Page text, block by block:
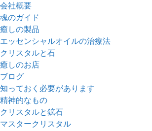
会社概要
魂のガイド
癒しの製品
エッセンシャルオイルの治療法
クリスタルと石
癒しのお店
ブログ
知っておく必要があります
精神的なもの
クリスタルと鉱石
マスタークリスタル